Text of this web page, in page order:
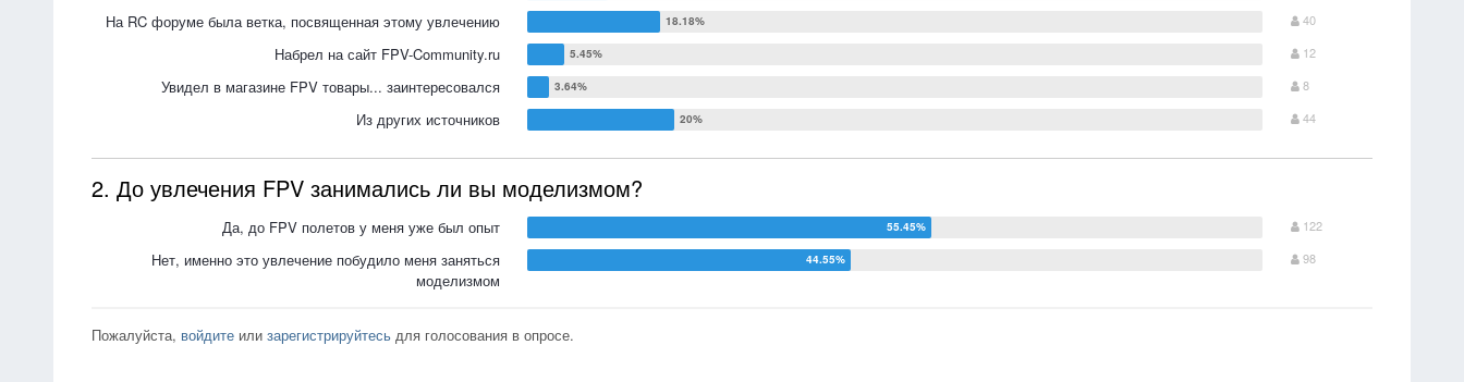
На RC форуме была ветка, посвященная этому увлечению 40
Набрел на сайт FPV-Community.ru 12
Увидел в магазине FPV товары... заинтересовался 8
Из других источников 44
2. До увлечения FPV занимались ли вы моделизмом?
Да, до FPV полетов у меня уже был опыт 122
Нет, именно это увлечение побудило меня заняться
моделизмом
98
Пожалуйста, войдитеили зарегистрируйтесьдля голосования в опросе.